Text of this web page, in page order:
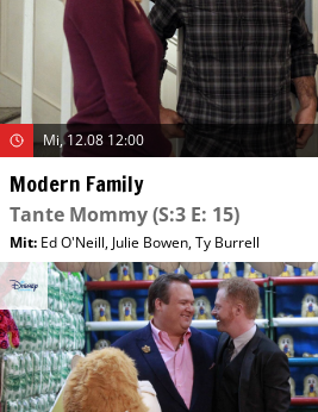
Mi, 12.08 12:00
Modern Family
Tante Mommy(S:3 E: 15)
Mit: Ed O'Neill, Julie Bowen,Ty Burrell